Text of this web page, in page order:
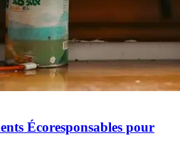
Écoresponsables pour